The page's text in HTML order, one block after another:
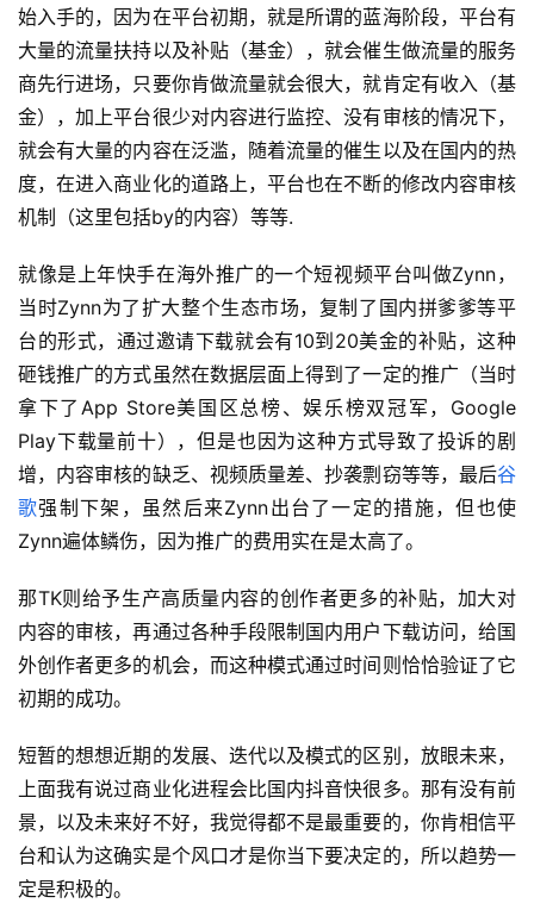
始入手的，因为在平台初期，就是所谓的蓝海阶段，平台有
大量的流量扶持以及补贴（基金），就会催生做流量的服务
商先行进场，只要你肯做流量就会很大，就肯定有收入（基
金），加上平台很少对内容进行监控、没有审核的情况下，
就会有大量的内容在泛滥，随着流量的催生以及在国内的热
度，在进入商业化的道路上，平台也在不断的修改内容审核
机制（这里包括by的内容）等等.
就像是上年快手在海外推广的一个短视频平台叫做Zynn，
当时Zynn为了扩大整个生态市场，复制了国内拼爹爹等平
台的形式，通过邀请下载就会有10到20美金的补贴，这种
砸钱推广的方式虽然在数据层面上得到了一定的推广（当时
拿下了App Store美国区总榜、娱乐榜双冠军，Google
Play下载量前十），但是也因为这种方式导致了投诉的剧
增，内容审核的缺乏、视频质量差、抄袭剽窃等等，最后谷
歌强制下架，虽然后来Zynn出台了一定的措施，但也使
Zynn遍体鳞伤，因为推广的费用实在是太高了。
那TK则给予生产高质量内容的创作者更多的补贴，加大对
内容的审核，再通过各种手段限制国内用户下载访问，给国
外创作者更多的机会，而这种模式通过时间则恰恰验证了它
初期的成功。
短暂的想想近期的发展、迭代以及模式的区别，放眼未来，
上面我有说过商业化进程会比国内抖音快很多。那有没有前
景，以及未来好不好，我觉得都不是最重要的，你肯相信平
台和认为这确实是个风口才是你当下要决定的，所以趋势一
定是积极的。